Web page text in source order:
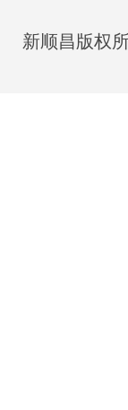
新顺昌版权